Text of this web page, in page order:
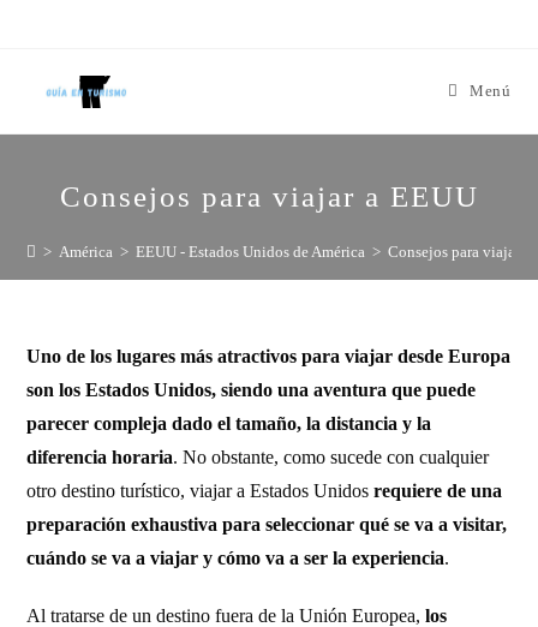
Menú
Consejos para viajar a EEUU
> América > EEUU - Estados Unidos de América > Consejos para viajar a
Uno de los lugares más atractivos para viajar desde Europa
son los Estados Unidos, siendo una aventura que puede
parecer compleja dado el tamaño, la distancia y la
diferencia horaria. No obstante, como sucede con cualquier
otro destino turístico, viajar a Estados Unidosrequiere de una
preparación exhaustiva para seleccionar qué se va a visitar,
cuándo se va a viajar y cómo va a ser la experiencia.
Al tratarse de un destino fuera de la Unión Europea, los